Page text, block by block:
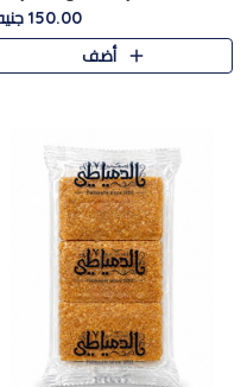
المكرمل، تجمع بين توازن النعومة
زبدية غنية فاخرة والقرمشة
المرضية في حلوى شرقية بطاب..
150.00 جنيه
أضف